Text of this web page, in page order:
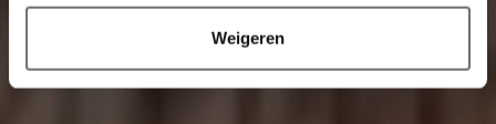
Weigeren